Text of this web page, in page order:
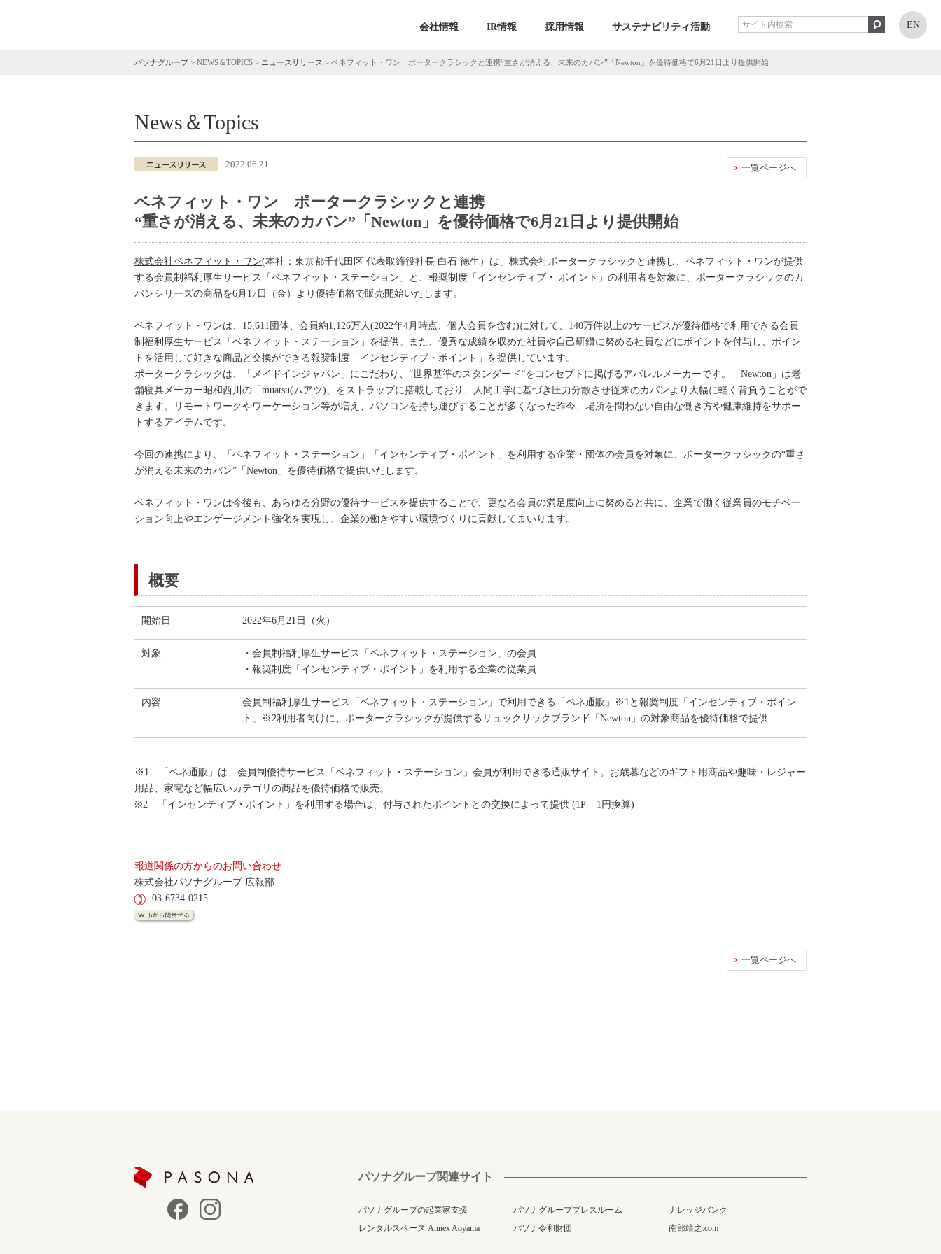
会社情報 IR情報 採用情報 サステナビリティ活動 EN
パソナグループ> NEWS＆TOPICS > ニュースリリース > ベネフィット・ワン ポータークラシックと連携“重さが消える、未来のカバン”「Newton」を優待価格で6月21日より提供開始
News＆Topics
一覧ページへ
2022.06.21
ベネフィット・ワン ポータークラシックと連携
“重さが消える、未来のカバン”「Newton」を優待価格で6月21日より提供開始
株式会社ベネフィット・ワン(本社：東京都千代田区 代表取締役社長 白石 徳生）は、株式会社ポータークラシックと連携し、ベネフィット・ワンが提供
する会員制福利厚生サービス「ベネフィット・ステーション」と、報奨制度「インセンティブ・ ポイント」の利用者を対象に、ポータークラシックのカ
バンシリーズの商品を6月17日（金）より優待価格で販売開始いたします。
ベネフィット・ワンは、15,611団体、会員約1,126万人(2022年4月時点、個人会員を含む)に対して、140万件以上のサービスが優待価格で利用できる会員
制福利厚生サービス「ベネフィット・ステーション」を提供。また、優秀な成績を収めた社員や自己研鑽に努める社員などにポイントを付与し、ポイン
トを活用して好きな商品と交換ができる報奨制度「インセンティブ・ポイント」を提供しています。
ポータークラシックは、「メイドインジャパン」にこだわり、“世界基準のスタンダード”をコンセプトに掲げるアパレルメーカーです。「Newton」は老
舗寝具メーカー昭和西川の「muatsu(ムアツ)」をストラップに搭載しており、人間工学に基づき圧力分散させ従来のカバンより大幅に軽く背負うことがで
きます。リモートワークやワーケーション等が増え、パソコンを持ち運びすることが多くなった昨今、場所を問わない自由な働き方や健康維持をサポー
トするアイテムです。
今回の連携により、「ベネフィット・ステーション」「インセンティブ・ポイント」を利用する企業・団体の会員を対象に、ポータークラシックの“重さ
が消える未来のカバン”「Newton」を優待価格で提供いたします。
ベネフィット・ワンは今後も、あらゆる分野の優待サービスを提供することで、更なる会員の満足度向上に努めると共に、企業で働く従業員のモチベー
ション向上やエンゲージメント強化を実現し、企業の働きやすい環境づくりに貢献してまいります。
概要
開始日 2022年6月21日（火）
対象
・会員制福利厚生サービス「ベネフィット・ステーション」の会員
・報奨制度「インセンティブ・ポイント」を利用する企業の従業員
内容
会員制福利厚生サービス「ベネフィット・ステーション」で利用できる「ベネ通販」※1と報奨制度「インセンティブ・ポイン
ト」※2利用者向けに、ポータークラシックが提供するリュックサックブランド「Newton」の対象商品を優待価格で提供
※1 「ベネ通販」は、会員制優待サービス「ベネフィット・ステーション」会員が利用できる通販サイト。お歳暮などのギフト用商品や趣味・レジャー
用品、家電など幅広いカテゴリの商品を優待価格で販売。
※2 「インセンティブ・ポイント」を利用する場合は、付与されたポイントとの交換によって提供 (1P = 1円換算)
報道関係の方からのお問い合わせ
株式会社パソナグループ 広報部
03-6734-0215
一覧ページへ
パソナグループ関連サイト
パソナグループの起業家支援 パソナグループプレスルーム
ナレッジバンク
レンタルスペース Annex Aoyama
パソナ令和財団 南部靖之.com